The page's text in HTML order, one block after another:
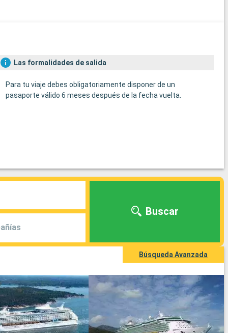
Las formalidades de salida
Para tu viaje debes obligatoriamente disponer de un
pasaporte válido 6 meses después de la fecha vuelta.
Buscar
Búsqueda Avanzada